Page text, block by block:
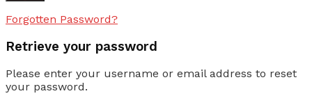
Forgotten Password?
Retrieve your password
Please enter your username or email address to reset
your password.